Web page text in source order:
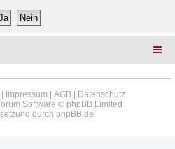
Impressum AGB|
Datenschutz
Software © phpBB Limited
durch phpBB.de